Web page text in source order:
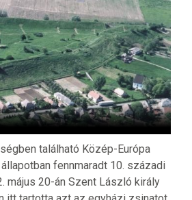
található Közép-Európa
fennmaradt 10. századi
május 20-án Szent László király